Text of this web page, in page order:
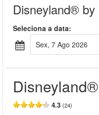
Disneyland® by
Seleciona a data:
Sex, 7 Ago 2026
4.3 (24)